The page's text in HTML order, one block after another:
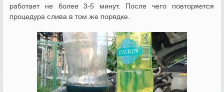
работает не более 3-5 минут. После чего повторяется
процедура слива в том же порядке.